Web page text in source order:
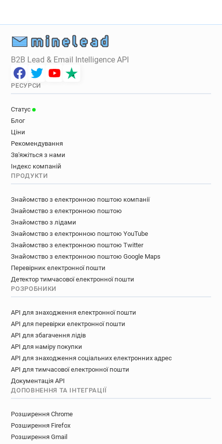
B2B Lead & Email Intelligence API
РЕСУРСИ
Статус
Блог
Ціни
Рекомендування
Зв'яжіться з нами
Індекс компаній
ПРОДУКТИ
Знайомство з електронною поштою компанії
Знайомство з електронною поштою
Знайомство з лідами
Знайомство з електронною поштою YouTube
Знайомство з електронною поштою Twitter
Знайомство з електронною поштою Google Maps
Перевірник електронної пошти
Детектор тимчасової електронної пошти
РОЗРОБНИКИ
API для знаходження електронної пошти
API для перевірки електронної пошти
API для збагачення лідів
API для наміру покупки
API для знаходження соціальних електронних адрес
API для тимчасової електронної пошти
Документація API
ДОПОВНЕННЯ ТА ІНТЕГРАЦІЇ
Розширення Chrome
Розширення Firefox
Розширення Gmail